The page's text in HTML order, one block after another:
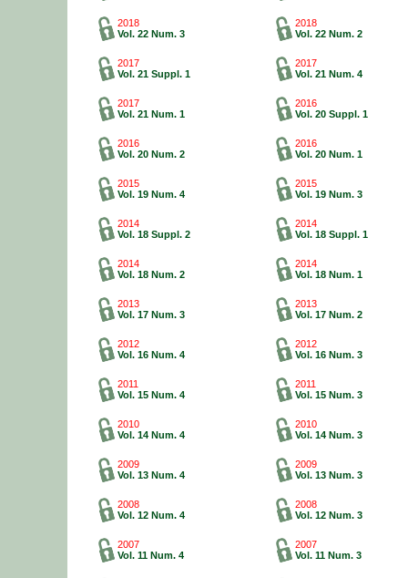
2018
Vol. 22 Num. 3
2018
Vol. 22 Num. 2
2017
Vol. 21 Suppl. 1
2017
Vol. 21 Num. 4
2017
Vol. 21 Num. 1
2016
Vol. 20 Suppl. 1
2016
Vol. 20 Num. 2
2016
Vol. 20 Num. 1
2015
Vol. 19 Num. 4
2015
Vol. 19 Num. 3
2014
Vol. 18 Suppl. 2
2014
Vol. 18 Suppl. 1
2014
Vol. 18 Num. 2
2014
Vol. 18 Num. 1
2013
Vol. 17 Num. 3
2013
Vol. 17 Num. 2
2012
Vol. 16 Num. 4
2012
Vol. 16 Num. 3
2011
Vol. 15 Num. 4
2011
Vol. 15 Num. 3
2010
Vol. 14 Num. 4
2010
Vol. 14 Num. 3
2009
Vol. 13 Num. 4
2009
Vol. 13 Num. 3
2008
Vol. 12 Num. 4
2008
Vol. 12 Num. 3
2007
Vol. 11 Num. 4
2007
Vol. 11 Num. 3